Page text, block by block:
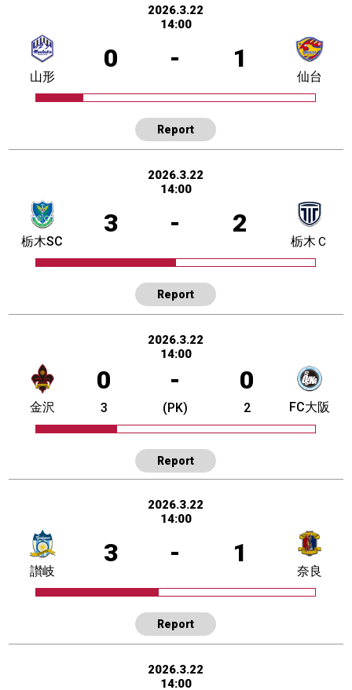
2026.3.22
14:00
0 - 1
山形 仙台
Report
2026.3.22
14:00
3 - 2
栃木SC 栃木Ｃ
Report
2026.3.22
14:00
0 - 0
金沢 3 (PK) 2 FC大阪
Report
2026.3.22
14:00
3 - 1
讃岐 奈良
Report
2026.3.22
14:00